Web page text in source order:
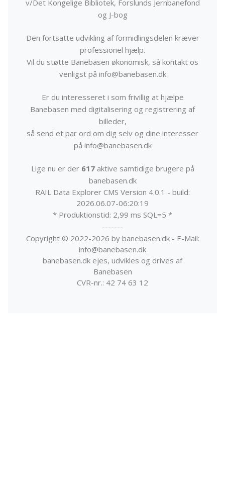
v/Det Kongelige Bibliotek, Forslunds Jernbanefond
og J-bog
Den fortsatte udvikling af formidlingsdelen kræver
professionel hjælp.
Vil du støtte Banebasen økonomisk, så kontakt os
venligst på info@banebasen.dk
Er du interesseret i som frivillig at hjælpe
Banebasen med digitalisering og registrering af
billeder,
så send et par ord om dig selv og dine interesser
på info@banebasen.dk
Lige nu er der 617aktive samtidige brugere på
banebasen.dk
RAIL Data Explorer CMS Version 4.0.1 - build:
2026.06.07-06:20:19
* Produktionstid: 2,99 ms SQL=5 *
-------
Copyright © 2022-2026 by banebasen.dk - E-Mail:
info@banebasen.dk
banebasen.dk ejes, udvikles og drives af
Banebasen
CVR-nr.: 42 74 63 12